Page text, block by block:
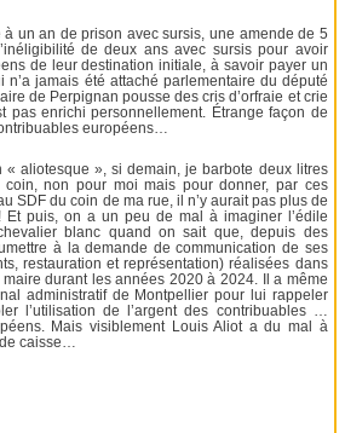
un an de prison avec sursis, une amende de 5
de deux ans avec sursis pour avoir
de leur destination initiale, à savoir payer un
jamais été attaché parlementaire du député
de Perpignan pousse des cris d’orfraie et crie
pas enrichi personnellement. Étrange façon de
européens…
« aliotesque », si demain, je barbote deux litres
coin, non pour moi mais pour donner, par ces
SDF du coin de ma rue, il n’y aurait pas plus de
Et puis, on a un peu de mal à imaginer l’édile
blanc quand on sait que, depuis des
à la demande de communication de ses
restauration et représentation) réalisées dans
durant les années 2020 à 2024. Il a même
administratif de Montpellier pour lui rappeler
l’utilisation de l’argent des contribuables …
Mais visiblement Louis Aliot a du mal à
caisse…